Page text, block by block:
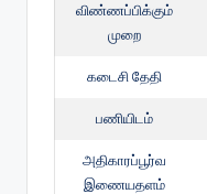
விண்ணப்பிக்கும்
முறை
கடைசி தேதி
பணியிடம்
அதிகாரப்பூர்வ
இணையதளம்